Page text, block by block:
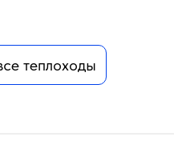
теплоходы